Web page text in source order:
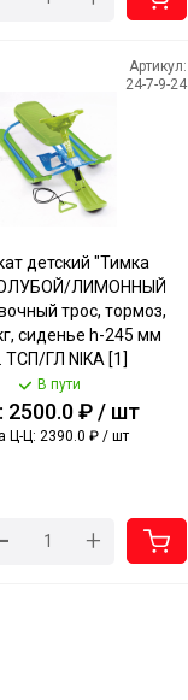
Артикул:
24-7-9-24
детский "Тимка
ЛИМОННЫЙ
трос, тормоз,
сиденье h-245 мм
ТСП/ГЛ NIKA [1]
В пути
2500.0 ₽ / шт
Ц-Ц: 2390.0 ₽ / шт
+